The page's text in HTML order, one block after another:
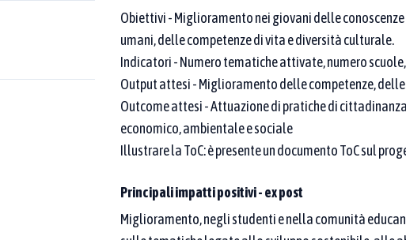
Nome del
della buona pratica
ad almeno
Aree tematiche
Puoi selezionare una o più aree tematiche dal menu. Se ne
legate ad almeno una di esse. Per restringere
Obiettivi - Miglioramento nei giovani delle
umani, delle competenze di vita e diversità culturale.
Indicatori - Numero tematiche attivate, numero
Output attesi - Miglioramento delle competenze,
Outcome attesi - Attuazione di pratiche di
economico, ambientale e sociale
Illustrare la ToC: è presente un documento ToC sul
Principali impatti positivi - ex post
Miglioramento, negli studenti e nella comunità